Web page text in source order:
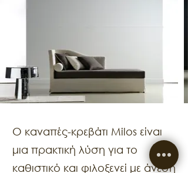
Ο καναπές-κρεβάτι Milos είναι
μια πρακτική λύση για το
καθιστικό και φιλοξενεί με άνεση